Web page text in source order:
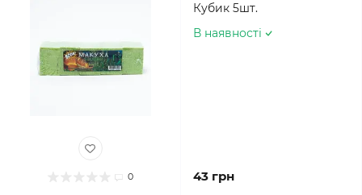
0
Кубик 5шт.
В наявності
43 грн